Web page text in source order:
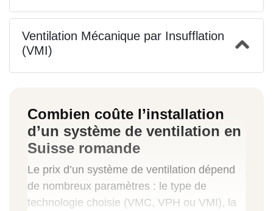
Ventilation Mécanique par Insufflation
(VMI)
Combien coûte l’installation
d’un système de ventilation en
Suisse romande
Le prix d’un système de ventilation dépend
de nombreux paramètres : le type de
technologie choisie (VMC, VPH ou VMI), la